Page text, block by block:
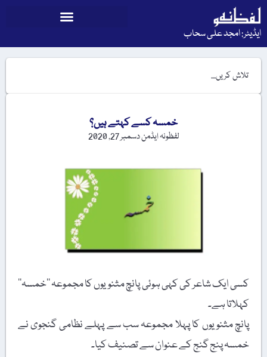
ایڈیٹر: امجد علی سحاب
خمسہ کسے کہتے ہیں؟
لفظونہ ایڈمندسمبر 27, 2020
کسی ایک شاعر کی کہی ہوئی پانچ مثنویوں کا مجموعہ ’’خمسہ‘‘
کہلاتا ہے۔
پانچ مثنویوں کا پہلا مجموعہ سب سے پہلے نظامی گنجوی نے
خمسہ پنج گنج کے عنوان سے تصنیف کیا۔